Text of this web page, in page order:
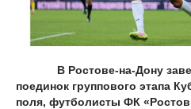
В Ростове-на-Дону
поединок группового этапа
поля, футболисты ФК